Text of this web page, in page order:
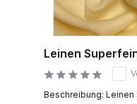
Leinen
Beschreibung: Leinen